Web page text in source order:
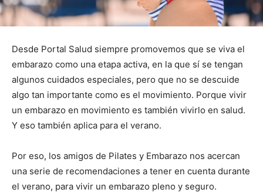
Desde Portal Salud siempre promovemos que se viva el
embarazo como una etapa activa, en la que sí se tengan
algunos cuidados especiales, pero que no se descuide
algo tan importante como es el movimiento. Porque vivir
un embarazo en movimiento es también vivirlo en salud.
Y eso también aplica para el verano.
Por eso, los amigos de Pilates y Embarazo nos acercan
una serie de recomendaciones a tener en cuenta durante
el verano, para vivir un embarazo pleno y seguro.